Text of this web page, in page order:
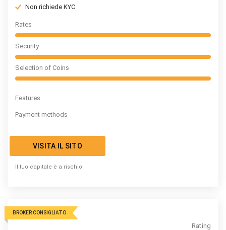
Non richiede KYC
Rates
Security
Selection of Coins
Features
Payment methods
VISITA IL SITO
Il tuo capitale è a rischio.
BROKER CONSIGLIATO
Rating